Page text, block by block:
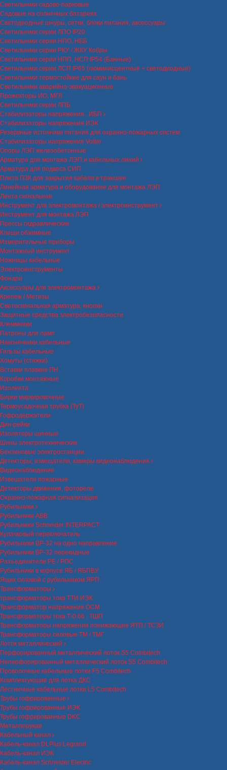
Светильники садово-парковые
Садовые на солнечных батареях
Светодиодные шнуры, сетки, блоки питания, аксессуары
Светильники серии ЛПО IP20
Светильники серии НПО, НББ
Светильники серии РКУ / ЖКУ Кобры
Светильники серии НПП, НСП IP54 (Банные)
Светильники серии ЛСП IP65 (люминисцентные + светодиодные)
Светильники термостойкие для саун и бань
Светильники аварийно-эвакуационные
Прожекторы ИО, МГЛ
Светильники серии ЛПБ
Стабилизаторы напряжения , ИБП
Стабилизаторы напряжения ИЭК
Резервные источники питания для охранно-пожарных систем
Стабилизаторы напряжения Volter
Опоры ЛЭП железобетонные
Арматура для монтажа ЛЭП и кабельных линий
Арматура для подвеса СИП
Плита ПЗК для закрытия кабеля в траншее
Линейная арматура и оборудование для монтажа ЛЭП
Лента сигнальная
Инструмент для электромонтажа / электроинструмент
Инструмент для монтажа ЛЭП
Прессы гидравлические
Клещи обжимные
Измерительные приборы
Монтажный инструмент
Ножницы кабельные
Электроинструменты
Фонари
Аксессуары для электромонтажа
Крепеж / Метизы
Светосигнальная арматура, кнопки
Защитные средства электробезопасности
Клеммники
Патроны для ламп
Наконечники кабельные
Гильзы кабельные
Хомуты (стяжки)
Вставки плавкие ПН
Коробки монтажные
Изолента
Бирки маркировочные
Термоусадочная трубка (ТуТ)
Гофродержатели
Дин-рейки
Изоляторы шинные
Шины электротехнические
Бензиновые электростанции
Детекторы, извещатели, камеры видеонаблюдения
Видеонаблюдение
Извещатели пожарные
Детекторы движения, фотореле
Охранно-пожарная сигнализация
Рубильники
Рубильники ABB
Рубильники Schneider INTERPACT
Кулачковый переключатель
Рубильники ВР-32 на одно направление
Рубильники ВР-32 перекидные
Разъединители РЕ / РПС
Рубильники в корпусе ЯБ / ЯБПВУ
Ящик силовой с рубильником ЯРП
Трансформаторы
трансформаторы тока ТТИ ИЭК
Трансформатор напряжения ОСМ
Трансформаторы тока Т-0.66 , ТШП
Трансформаторы напряжения понижающие ЯТП / ТСЗИ
Трансформаторы силовые ТМ / ТМГ
Лоток металлический
Перфорированный металлический лоток S5 Combitech
Неперфорированный металлический лоток S5 Combitech
Проволочные кабельные лотки F5 Combitech
Комплектующие для лотка ДКС
Лестничные кабельные лотки L5 Combitech
Трубы гофрированные
Трубы гофрированные ИЭК
Трубы гофрированные DKC
Металлорукав
Кабельный канал
Кабель-канал DLPlus Legrand
Кабель-канал ИЭК
Кабель-канал Schneider Electric